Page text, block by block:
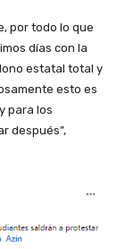
por todo lo que
días con la
estatal total y
esto es
para los
después”,